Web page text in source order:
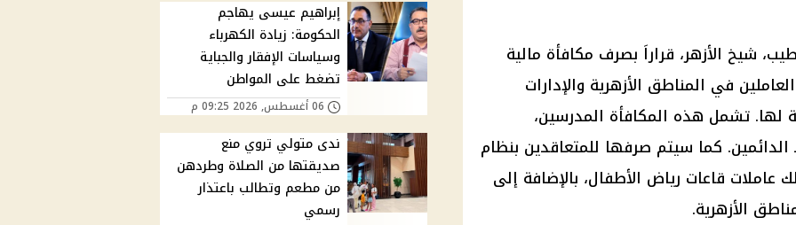
شيخ الأزهر، قراراَ بصرف مكافأة مالية
جنيه لجميع العاملين في المناطق الأزهرية والإدارات
لها. تشمل هذه المكافأة المدرسين،
الدائمين. كما سيتم صرفها للمتعاقدين بنظام
عاملات قاعات رياض الأطفال، بالإضافة إلى
الأزهرية.
إبراهيم عيسى يهاجم
الحكومة: زيادة الكهرباء
وسياسات الإفقار والجباية
تضغط على المواطن
06 أغسطس, 2026 09:25 م
ندى متولي تروي منع
صديقتها من الصلاة وطردهن
من مطعم وتطالب باعتذار
رسمي